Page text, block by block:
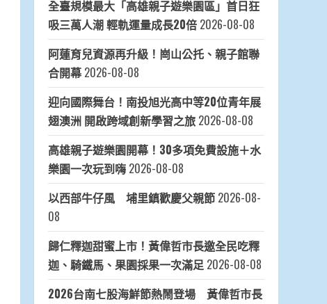
全臺規模最大「高雄親子遊樂園區」首日狂
吸三萬人潮 輕軌運量成長20倍 2026-08-08
阿蓮育兒資源再升級！崗山公托、親子館聯
合開幕 2026-08-08
迎向國際舞台！南投旭光高中等20位青年展
翅澳洲 開啟跨域創新學習之旅 2026-08-08
高雄親子遊樂園開幕！30多項免費設施＋水
樂園一次玩到嗨 2026-08-08
以西部牛仔風 埔里鎮歡慶父親節 2026-08-
08
歸仁釋迦甜蜜上市！黃偉哲市長邀全民吃釋
迦、騎鐵馬、果園採果一次滿足 2026-08-08
2026台南七股海鮮節熱鬧登場 黃偉哲市長